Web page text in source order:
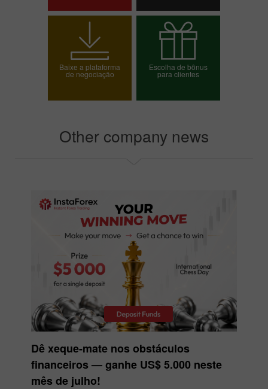
negociação Abrir conta demo
Baixe a plataforma
de negociação
Escolha de bônus
para clientes
Other company news
Dê xeque-mate nos obstáculos
financeiros — ganhe US$ 5.000 neste
mês de julho!